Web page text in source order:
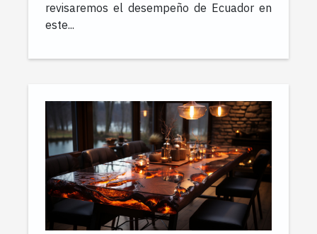
revisaremos el desempeño de Ecuador en
este...